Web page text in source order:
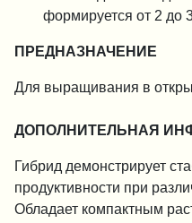
формируется от 2 до
ПРЕД НАЗНАЧЕНИЕ
Для выращивания в
ДОПОЛНИТЕЛЬНАЯ
Гибрид демонстрирует
продуктивности при
Обладает компактным